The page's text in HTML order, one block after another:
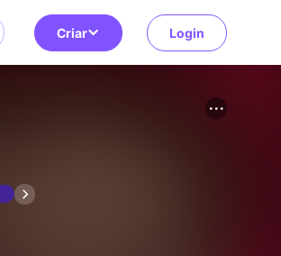
Criar Login